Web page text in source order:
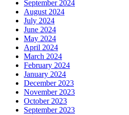
September 2024
August 2024
July 2024
June 2024
May 2024
April 2024
March 2024
February 2024
January 2024
December 2023
November 2023
October 2023
September 2023